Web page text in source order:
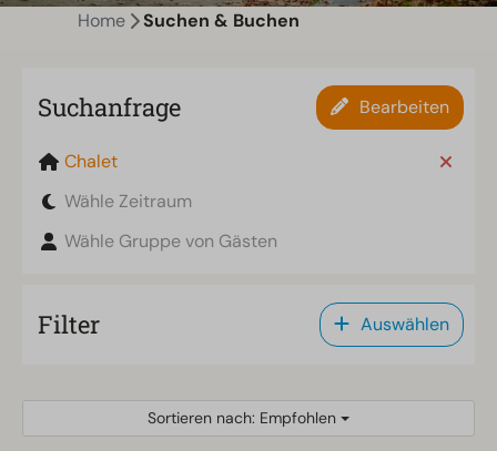
Home Suchen & Buchen
Suchanfrage Bearbeiten
Chalet
Wähle Zeitraum
Wähle Gruppe von Gästen
Filter Auswählen
Sortieren nach: Empfohlen